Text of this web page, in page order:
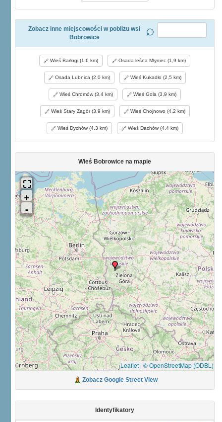
Zobacz inne miejscowości w pobliżu wsi
Bobrowice
Wieś Barłogi (1,6 km) Osada leśna Młyniec (1,9 km)
Osada Lubnica (2,0 km) Wieś Kukadło (2,5 km)
Wieś Chromów (3,4 km) Wieś Gola (3,9 km)
Wieś Stary Zagór (3,9 km) Wieś Chojnowo (4,2 km)
Wieś Dychów (4,3 km) Wieś Dachów (4,4 km)
Wieś Bobrowice na mapie
Leaflet | © OpenStreetMap (ODBL)
Zobacz Google Street View
Identyfikatory